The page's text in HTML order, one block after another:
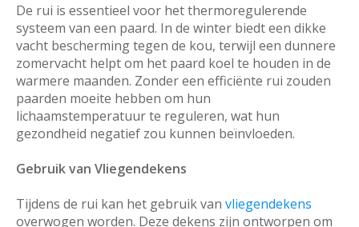
De rui is essentieel voor het thermoregulerende
systeem van een paard. In de winter biedt een dikke
vacht bescherming tegen de kou, terwijl een dunnere
zomervacht helpt om het paard koel te houden in de
warmere maanden. Zonder een efficiënte rui zouden
paarden moeite hebben om hun
lichaamstemperatuur te reguleren, wat hun
gezondheid negatief zou kunnen beïnvloeden.
Gebruik van Vliegendekens
Tijdens de rui kan het gebruik van vliegendekens
overwogen worden. Deze dekens zijn ontworpen om